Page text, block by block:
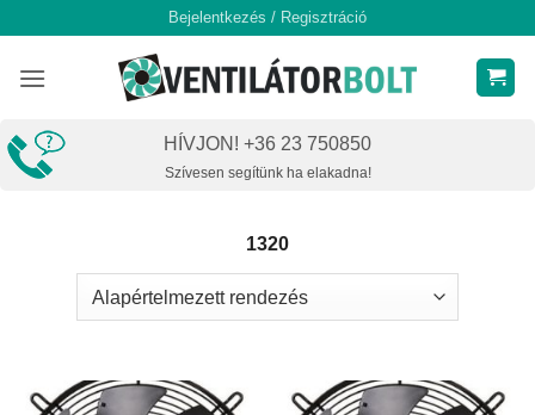
content
Bejelentkezés / Regisztráció
HÍVJON! +36 23 750850
Szívesen segítünk ha elakadna!
1320